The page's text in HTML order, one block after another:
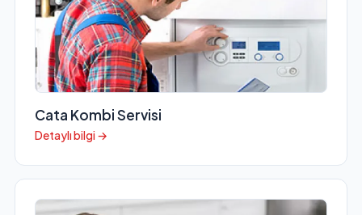
Cata Kombi Servisi
Detaylı bilgi →